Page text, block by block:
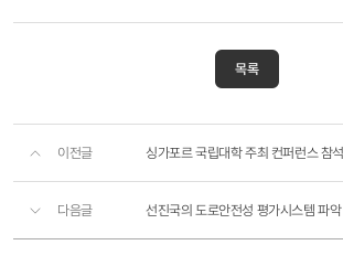
목록
이전글
다음글 선진국의 도로안전성 평가시스템 파악